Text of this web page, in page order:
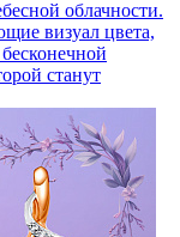
облачности.
визуал цвета,
станут